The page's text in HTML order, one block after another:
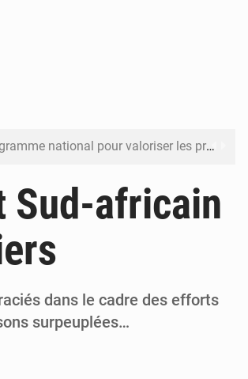
pour valoriser les produits forestiers non ligneux
à Denis Sassou N’Guesso sa feuille de route
Amisi : le principal suspect arrêté à Brazzaville
Sud-africain
dans le cadre des efforts
surpeuplées…